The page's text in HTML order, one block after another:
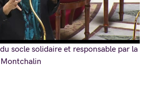
socle solidaire et responsable par la